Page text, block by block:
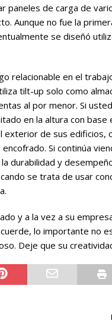
paneles de carga de
Aunque no fue la
se diseñó
relacionable en el
tilt-up solo como
al por menor. Si
en la altura con
exterior de sus edificios,
Si continúa
durabilidad y
se trata de usar
y a la vez a su
lo importante no
Deje que su